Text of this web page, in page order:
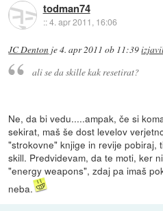
todman74
::4. apr 2011, 16:06
JC Denton je4. apr 2011 ob 11:39
ali se da skille kak resetirat?
Ne, da bi vedu.....ampak, če si
sekirat, maš še dost levelov
"strokovne" knjige in revije pobiraj,
skill. Predvidevam, da te moti, ker
"energy weapons", zdaj pa imaš
neba.